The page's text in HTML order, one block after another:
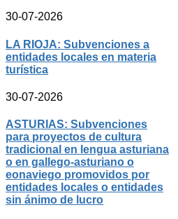
30-07-2026
LA RIOJA: Subvenciones a
entidades locales en materia
turística
30-07-2026
ASTURIAS: Subvenciones
para proyectos de cultura
tradicional en lengua asturiana
o en gallego-asturiano o
eonaviego promovidos por
entidades locales o entidades
sin ánimo de lucro